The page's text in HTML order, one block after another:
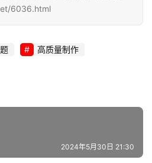
6036.html
高质量制作
2024年5月30日 21:30